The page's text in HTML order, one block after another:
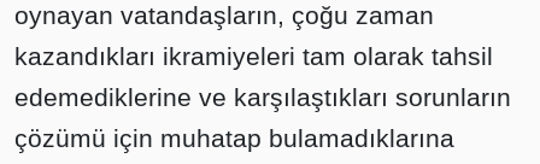
oynayan vatandaşların, çoğu zaman
kazandıkları ikramiyeleri tam olarak tahsil
edemediklerine ve karşılaştıkları sorunların
çözümü için muhatap bulamadıklarına